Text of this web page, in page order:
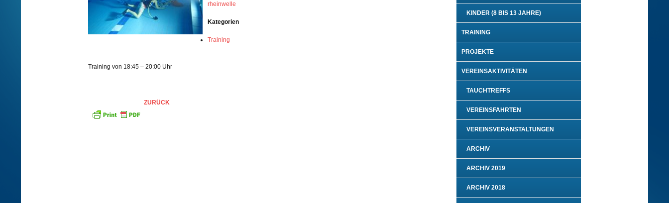
rheinwelle
Kategorien
Training
Training von 18:45 – 20:00 Uhr
ZURÜCK
KINDER (8 BIS 13 JAHRE)
TRAINING
PROJEKTE
VEREINSAKTIVITÄTEN
TAUCHTREFFS
VEREINSFAHRTEN
VEREINSVERANSTALTUNGEN
ARCHIV
ARCHIV 2019
ARCHIV 2018